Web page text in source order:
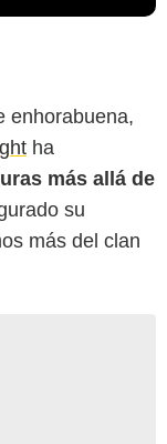
enhorabuena,
ha
más allá de
su
más del clan